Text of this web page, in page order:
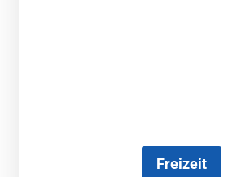
Freizeit